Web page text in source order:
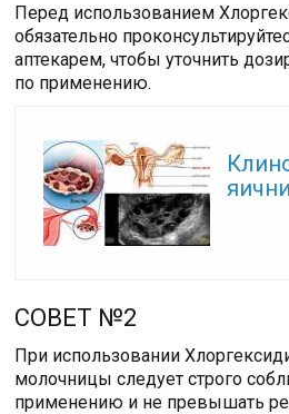
Перед использованием
обязательно
аптекарем, чтобы уточнить
по применению.
СОВЕТ №2
При использовании
молочницы следует строго
применению и не превышать